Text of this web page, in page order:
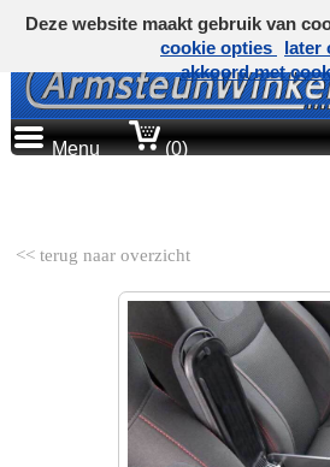
Menu (0)
<< terug naar overzicht
Deze website maakt gebruik van
cookie opties
later
akkoord met